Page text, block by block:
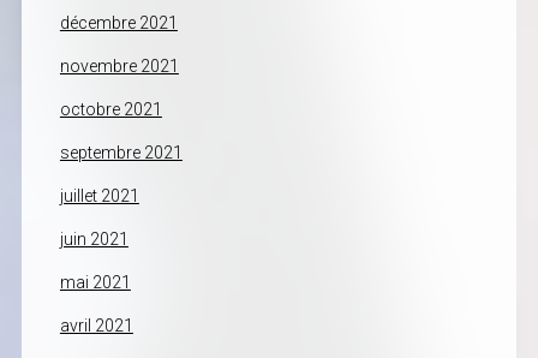
décembre 2021
novembre 2021
octobre 2021
septembre 2021
juillet 2021
juin 2021
mai 2021
avril 2021